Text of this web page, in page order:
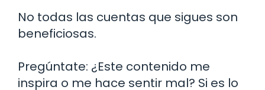
No todas las cuentas que sigues son
beneficiosas.
Pregúntate: ¿Este contenido me
inspira o me hace sentir mal? Si es lo